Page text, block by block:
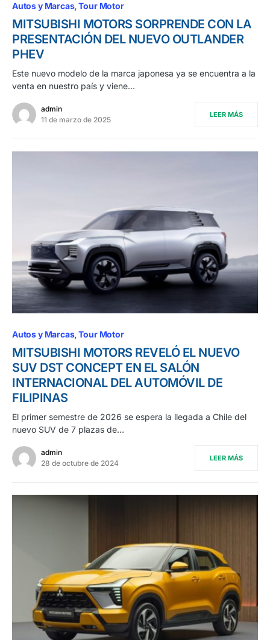
Autos y Marcas Tour Motor
MITSUBISHI MOTORS SORPRENDE CON LA
PRESENTACIÓN DEL NUEVO OUTLANDER
PHEV
Este nuevo modelo de la marca japonesa ya se encuentra a la
venta en nuestro país y viene…
admin
11 de marzo de 2025
LEER MÁS
Autos y Marcas Tour Motor
MITSUBISHI MOTORS REVELÓ EL NUEVO
SUV DST CONCEPT EN EL SALÓN
INTERNACIONAL DEL AUTOMÓVIL DE
FILIPINAS
El primer semestre de 2026 se espera la llegada a Chile del
nuevo SUV de 7 plazas de…
admin
28 de octubre de 2024
LEER MÁS